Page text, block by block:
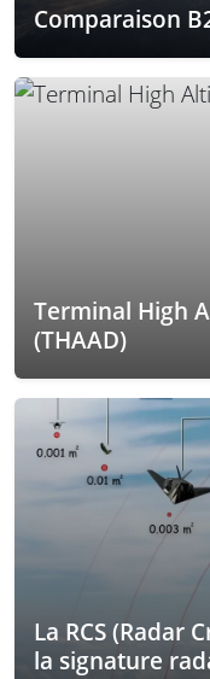
Comparaison
Terminal High
(THAAD)
La RCS (Radar
la signature